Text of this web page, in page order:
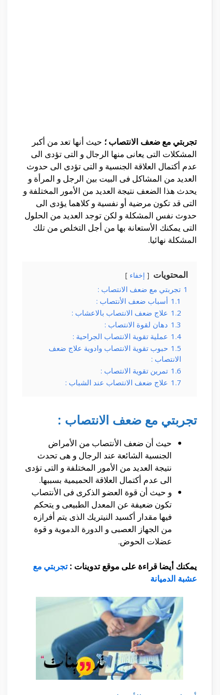
تجربتي مع ضعف الانتصاب ؛ حيث أنها تعد من أكبر
المشكلات التى يعانى منها الرجال و التى تؤدى الى
عدم أكتمال العلاقة الجنسية و التى تؤدى الى حدوث
العديد من المشاكل فى البيت بين الرجل و المرأة و
يحدث هذا الضعف نتيجة العديد من الأمور المختلفة و
التى قد تكون مرضية أو نفسية و كلاهما يؤدى الى
حدوث نفس المشكلة و لكن توجد العديد من الحلول
التى يمكنك الأستعانة بها من أجل التخلص من تلك
المشكلة نهائيا.
المحتويات إخفاء
1 تجربتي مع ضعف الانتصاب :
1.1 أسباب ضعف الأنتصاب :
1.2 علاج ضعف الانتصاب بالاعشاب :
1.3 دهان لقوة الانتصاب :
1.4 عملية تقوية الانتصاب الجراحية :
1.5 حبوب تقوية الانتصاب وادوية علاج ضعف
الانتصاب :
1.6 تمرين تقوية الانتصاب :
1.7 علاج ضعف الانتصاب عند الشباب :
تجربتي مع ضعف الانتصاب :
حيث أن ضعف الأنتصاب من الأمراض
الجنسية الشائعة عند الرجال و هى تحدث
نتيجة العديد من الأمور المختلفة و التى تؤدى
الى عدم أكتمال العلاقة الحميمية بسببها.
و حيث أن قوة العضو الذكرى فى الأنتصاب
تكون ضعيفة عن المعدل الطبيعى و يتحكم
فيها مقدار أكسيد النيتريك الذى يتم أفرازه
من الجهاز العصبى و الدورة الدموية و قوة
عضلات الحوض.
يمكنك أيضا قراءة على موقع تدوينات : تجربتي مع
عشبة الدميانة